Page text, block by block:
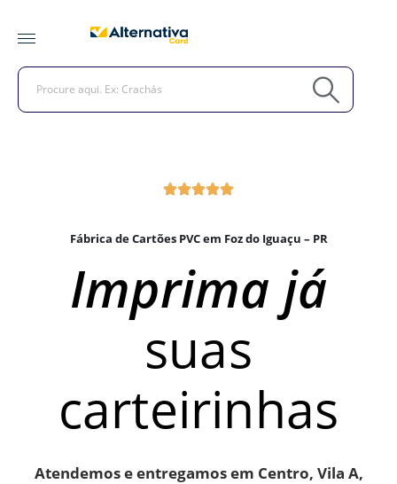
Fábrica de Cartões PVC em Foz do Iguaçu – PR
Imprima já
suas
carteirinhas
Atendemos e entregamos em Centro, Vila A,